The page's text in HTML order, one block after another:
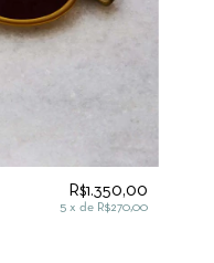
R$1.350,00
5 x de R$270,00